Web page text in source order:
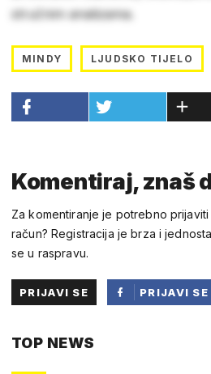
stručnim analizama.
MINDY LJUDSKO TIJELO
Komentiraj, znaš
Za komentiranje je potrebno
račun? Registracija je brza i
se u raspravu.
PRIJAVI SE
PRIJAVI SE
TOP NEWS